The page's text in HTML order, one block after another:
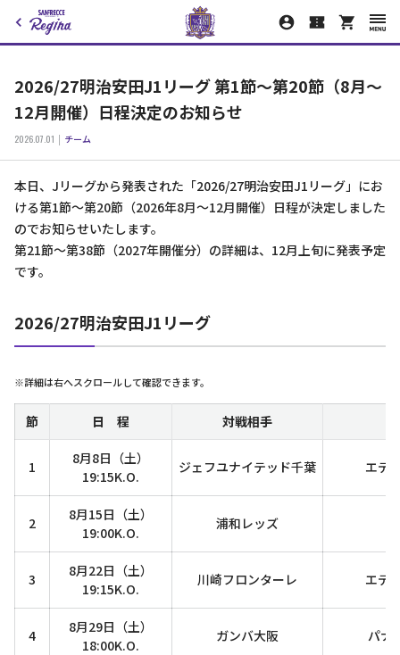
2026/27明治安田J1リーグ 第1節〜第20節（8月〜
12月開催）日程決定のお知らせ
2026.07.01 チーム
本日、Jリーグから発表された「2026/27明治安田J1リーグ」にお
ける第1節〜第20節（2026年8月〜12月開催）日程が決定しました
のでお知らせいたします。
第21節〜第38節（2027年開催分）の詳細は、12月上旬に発表予定
です。
2026/27明治安田J1リーグ
※詳細は右へスクロールして確認できます。
節 日 程 対戦相手
1
8月8日（土）
19:15K.O.
ジェフユナイテッド千葉 エデ
2
8月15日（土）
19:00K.O.
浦和レッズ
3
8月22日（土）
19:15K.O.
川崎フロンターレ エデ
4
8月29日（土）
18:00K.O.
ガンバ大阪 パナ